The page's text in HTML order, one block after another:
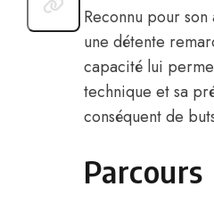
Reconnu pour
une détente
capacité lui
technique et sa
conséquent de
Parcours